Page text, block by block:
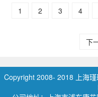
1 2 3 4
下
Copyright 2008- 2018 上海